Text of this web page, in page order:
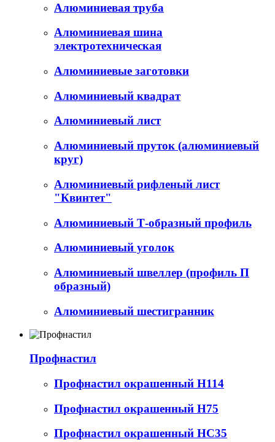
Алюминиевая труба
Алюминиевая шина
электротехническая
Алюминиевые заготовки
Алюминиевый квадрат
Алюминиевый лист
Алюминиевый пруток (алюминиевый
круг)
Алюминиевый рифленый лист
"Квинтет"
Алюминиевый Т-образный профиль
Алюминиевый уголок
Алюминиевый швеллер (профиль П
образный)
Алюминиевый шестигранник
Профнастил
Профнастил окрашенный Н114
Профнастил окрашенный Н75
Профнастил окрашенный НС35